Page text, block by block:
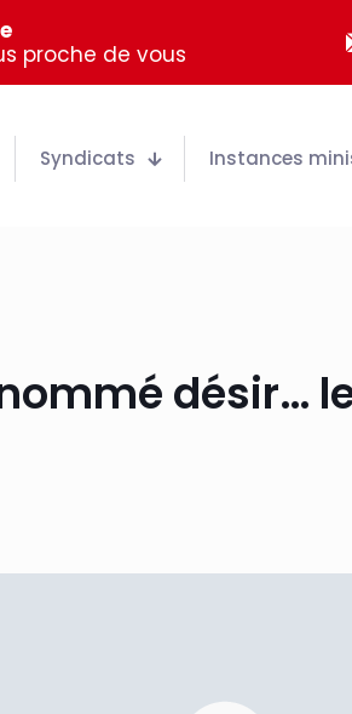
proche de vous
Syndicats Instances
désir…